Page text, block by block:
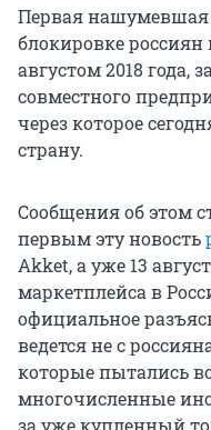
Первая нашумевшая
блокировке россиян
августом 2018 года,
совместного
через которое
страну.
Сообщения об этом
первым эту новость
Akket, а уже 13
маркетплейса в
официальное
ведется не с
которые пытались
многочисленные